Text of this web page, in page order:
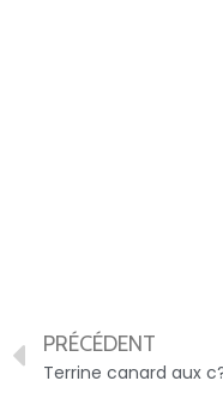
PRÉCÉDENT